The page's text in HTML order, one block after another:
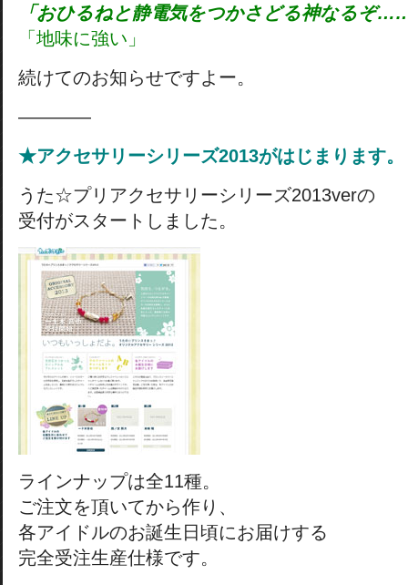
「おひるねと静電気をつかさどる神なるぞ
「地味に強い」
続けてのお知らせですよー。
————
★アクセサリーシリーズ2013がはじまります。
うた☆プリアクセサリーシリーズ2013verの
受付がスタートしました。
ラインナップは全11種。
ご注文を頂いてから作り、
各アイドルのお誕生日頃にお届けする
完全受注生産仕様です。